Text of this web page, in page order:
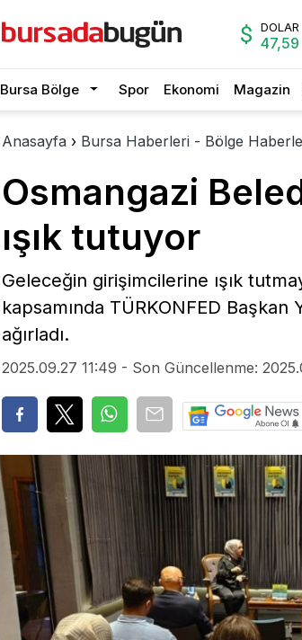
DOLAR
47,59
Bursa Bölge Spor Ekonomi Magazin
Anasayfa › Bursa Haberleri - Bölge
Osmangazi
ışık tutuyor
Geleceğin girişimcilerine ışık
kapsamında TÜRKONFED Başkan
ağırladı.
2025.09.27 11:49 - Son Güncellenme: